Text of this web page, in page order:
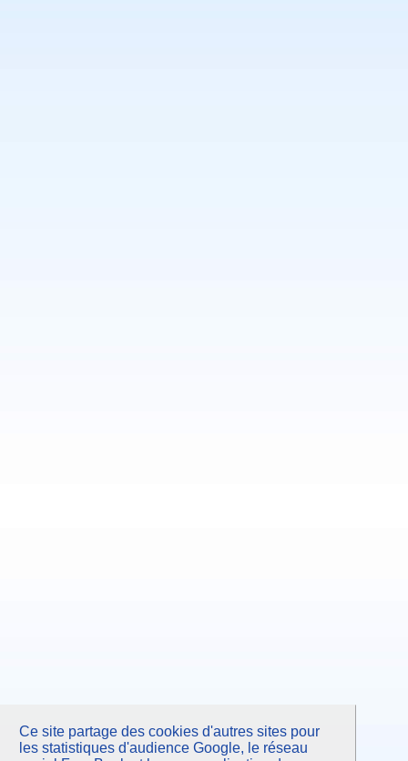
Ce site partage des cookies d'autres sites pour
les statistiques d'audience Google, le réseau